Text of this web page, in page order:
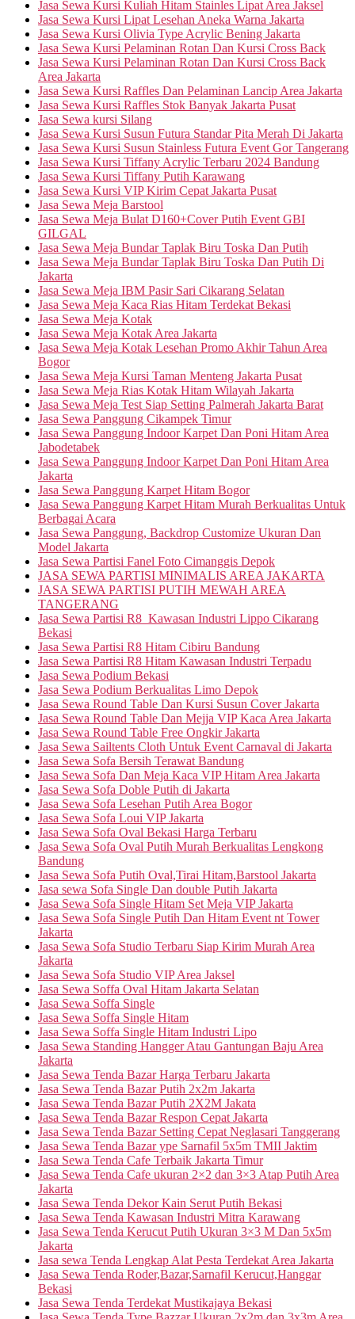
Jasa Sewa Kursi Kuliah Hitam Stainles Lipat Area Jaksel
Jasa Sewa Kursi Lipat Lesehan Aneka Warna Jakarta
Jasa Sewa Kursi Olivia Type Acrylic Bening Jakarta
Jasa Sewa Kursi Pelaminan Rotan Dan Kursi Cross Back
Jasa Sewa Kursi Pelaminan Rotan Dan Kursi Cross Back
Area Jakarta
Jasa Sewa Kursi Raffles Dan Pelaminan Lancip Area Jakarta
Jasa Sewa Kursi Raffles Stok Banyak Jakarta Pusat
Jasa Sewa kursi Silang
Jasa Sewa Kursi Susun Futura Standar Pita Merah Di Jakarta
Jasa Sewa Kursi Susun Stainless Futura Event Gor Tangerang
Jasa Sewa Kursi Tiffany Acrylic Terbaru 2024 Bandung
Jasa Sewa Kursi Tiffany Putih Karawang
Jasa Sewa Kursi VIP Kirim Cepat Jakarta Pusat
Jasa Sewa Meja Barstool
Jasa Sewa Meja Bulat D160+Cover Putih Event GBI
GILGAL
Jasa Sewa Meja Bundar Taplak Biru Toska Dan Putih
Jasa Sewa Meja Bundar Taplak Biru Toska Dan Putih Di
Jakarta
Jasa Sewa Meja IBM Pasir Sari Cikarang Selatan
Jasa Sewa Meja Kaca Rias Hitam Terdekat Bekasi
Jasa Sewa Meja Kotak
Jasa Sewa Meja Kotak Area Jakarta
Jasa Sewa Meja Kotak Lesehan Promo Akhir Tahun Area
Bogor
Jasa Sewa Meja Kursi Taman Menteng Jakarta Pusat
Jasa Sewa Meja Rias Kotak Hitam Wilayah Jakarta
Jasa Sewa Meja Test Siap Setting Palmerah Jakarta Barat
Jasa Sewa Panggung Cikampek Timur
Jasa Sewa Panggung Indoor Karpet Dan Poni Hitam Area
Jabodetabek
Jasa Sewa Panggung Indoor Karpet Dan Poni Hitam Area
Jakarta
Jasa Sewa Panggung Karpet Hitam Bogor
Jasa Sewa Panggung Karpet Hitam Murah Berkualitas Untuk
Berbagai Acara
Jasa Sewa Panggung, Backdrop Customize Ukuran Dan
Model Jakarta
Jasa Sewa Partisi Fanel Foto Cimanggis Depok
JASA SEWA PARTISI MINIMALIS AREA JAKARTA
JASA SEWA PARTISI PUTIH MEWAH AREA
TANGERANG
Jasa Sewa Partisi R8 Kawasan Industri Lippo Cikarang
Bekasi
Jasa Sewa Partisi R8 Hitam Cibiru Bandung
Jasa Sewa Partisi R8 Hitam Kawasan Industri Terpadu
Jasa Sewa Podium Bekasi
Jasa Sewa Podium Berkualitas Limo Depok
Jasa Sewa Round Table Dan Kursi Susun Cover Jakarta
Jasa Sewa Round Table Dan Mejja VIP Kaca Area Jakarta
Jasa Sewa Round Table Free Ongkir Jakarta
Jasa Sewa Sailtents Cloth Untuk Event Carnaval di Jakarta
Jasa Sewa Sofa Bersih Terawat Bandung
Jasa Sewa Sofa Dan Meja Kaca VIP Hitam Area Jakarta
Jasa Sewa Sofa Doble Putih di Jakarta
Jasa Sewa Sofa Lesehan Putih Area Bogor
Jasa Sewa Sofa Loui VIP Jakarta
Jasa Sewa Sofa Oval Bekasi Harga Terbaru
Jasa Sewa Sofa Oval Putih Murah Berkualitas Lengkong
Bandung
Jasa Sewa Sofa Putih Oval,Tirai Hitam,Barstool Jakarta
Jasa sewa Sofa Single Dan double Putih Jakarta
Jasa Sewa Sofa Single Hitam Set Meja VIP Jakarta
Jasa Sewa Sofa Single Putih Dan Hitam Event nt Tower
Jakarta
Jasa Sewa Sofa Studio Terbaru Siap Kirim Murah Area
Jakarta
Jasa Sewa Sofa Studio VIP Area Jaksel
Jasa Sewa Soffa Oval Hitam Jakarta Selatan
Jasa Sewa Soffa Single
Jasa Sewa Soffa Single Hitam
Jasa Sewa Soffa Single Hitam Industri Lipo
Jasa Sewa Standing Hangger Atau Gantungan Baju Area
Jakarta
Jasa Sewa Tenda Bazar Harga Terbaru Jakarta
Jasa Sewa Tenda Bazar Putih 2x2m Jakarta
Jasa Sewa Tenda Bazar Putih 2X2M Jakata
Jasa Sewa Tenda Bazar Respon Cepat Jakarta
Jasa Sewa Tenda Bazar Setting Cepat Neglasari Tanggerang
Jasa Sewa Tenda Bazar ype Sarnafil 5x5m TMII Jaktim
Jasa Sewa Tenda Cafe Terbaik Jakarta Timur
Jasa Sewa Tenda Cafe ukuran 2×2 dan 3×3 Atap Putih Area
Jakarta
Jasa Sewa Tenda Dekor Kain Serut Putih Bekasi
Jasa Sewa Tenda Kawasan Industri Mitra Karawang
Jasa Sewa Tenda Kerucut Putih Ukuran 3×3 M Dan 5x5m
Jakarta
Jasa sewa Tenda Lengkap Alat Pesta Terdekat Area Jakarta
Jasa Sewa Tenda Roder,Bazar,Sarnafil Kerucut,Hanggar
Bekasi
Jasa Sewa Tenda Terdekat Mustikajaya Bekasi